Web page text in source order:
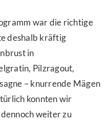
war die richtige
deshalb kräftig
in
Pilzragout,
– knurrende Mägen
konnten wir
weiter zu